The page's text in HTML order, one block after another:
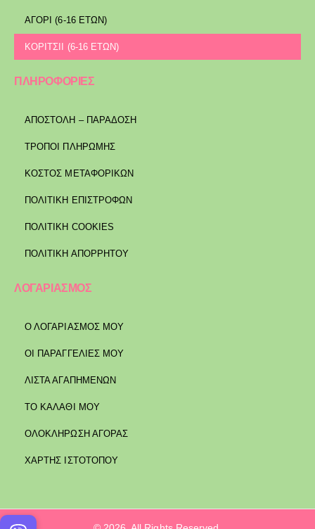
ΑΓΟΡΙ (6-16 ΕΤΩΝ)
ΚΟΡΙΤΣΙΙ (6-16 ΕΤΩΝ)
ΠΛΗΡΟΦΟΡΙΕΣ
ΑΠΟΣΤΟΛΉ – ΠΑΡΆΔΟΣΗ
ΤΡΌΠΟΙ ΠΛΗΡΩΜΉΣ
ΚΌΣΤΟΣ ΜΕΤΑΦΟΡΙΚΏΝ
ΠΟΛΙΤΙΚΉ ΕΠΙΣΤΡΟΦΏΝ
ΠΟΛΙΤΙΚΉ COOKIES
ΠΟΛΙΤΙΚΉ ΑΠΟΡΡΉΤΟΥ
ΛΟΓΑΡΙΑΣΜΟΣ
Ο ΛΟΓΑΡΙΑΣΜΟΣ ΜΟΥ
ΟΙ ΠΑΡΑΓΓΕΛΙΕΣ ΜΟΥ
ΛΙΣΤΑ ΑΓΑΠΗΜΕΝΩΝ
ΤΟ ΚΑΛΑΘΙ ΜΟΥ
ΟΛΟΚΛΗΡΩΣΗ ΑΓΟΡΑΣ
ΧΑΡΤΗΣ ΙΣΤΟΤΟΠΟΥ